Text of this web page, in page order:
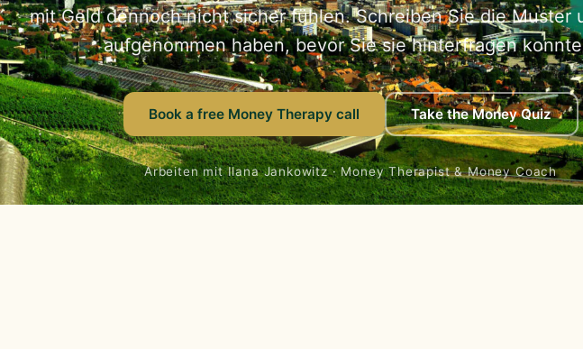
mit Geld dennoch nicht sicher fühlen. Schreiben Sie die Muster
aufgenommen haben, bevor Sie sie hinterfragen
Book a free Money Therapy call Take the Money Quiz
Arbeiten mit Ilana Jankowitz · Money Therapist & Money Coach